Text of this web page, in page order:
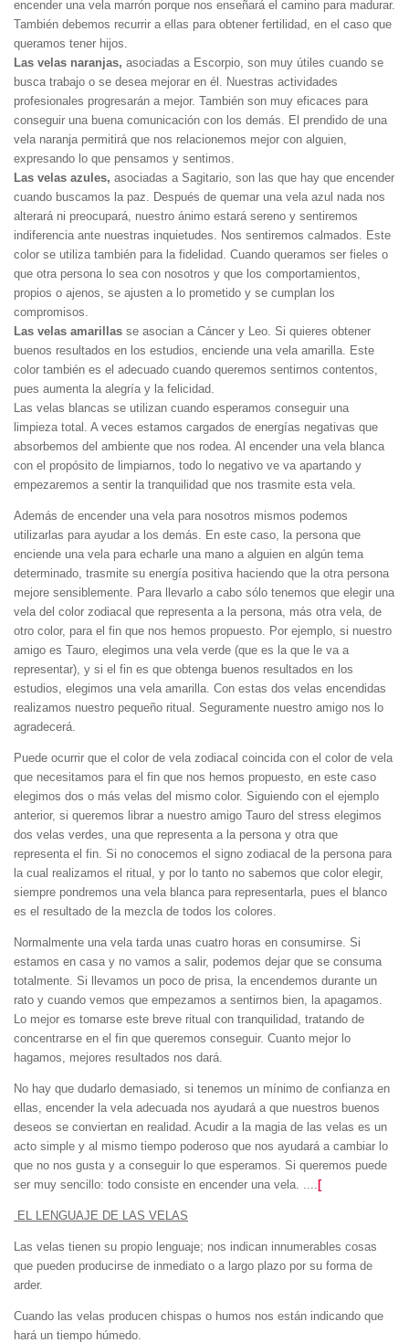
encender una vela marrón porque nos enseñará el camino para madurar.
También debemos recurrir a ellas para obtener fertilidad, en el caso que
queramos tener hijos.
Las velas naranjas, asociadas a Escorpio, son muy útiles cuando se
busca trabajo o se desea mejorar en él. Nuestras actividades
profesionales progresarán a mejor. También son muy eficaces para
conseguir una buena comunicación con los demás. El prendido de una
vela naranja permitirá que nos relacionemos mejor con alguien,
expresando lo que pensamos y sentimos.
Las velas azules, asociadas a Sagitario, son las que hay que encender
cuando buscamos la paz. Después de quemar una vela azul nada nos
alterará ni preocupará, nuestro ánimo estará sereno y sentiremos
indiferencia ante nuestras inquietudes. Nos sentiremos calmados. Este
color se utiliza también para la fidelidad. Cuando queramos ser fieles o
que otra persona lo sea con nosotros y que los comportamientos,
propios o ajenos, se ajusten a lo prometido y se cumplan los
compromisos.
Las velas amarillas se asocian a Cáncer y Leo. Si quieres obtener
buenos resultados en los estudios, enciende una vela amarilla. Este
color también es el adecuado cuando queremos sentirnos contentos,
pues aumenta la alegría y la felicidad.
Las velas blancas se utilizan cuando esperamos conseguir una
limpieza total. A veces estamos cargados de energías negativas que
absorbemos del ambiente que nos rodea. Al encender una vela blanca
con el propósito de limpiarnos, todo lo negativo ve va apartando y
empezaremos a sentir la tranquilidad que nos trasmite esta vela.
Además de encender una vela para nosotros mismos podemos
utilizarlas para ayudar a los demás. En este caso, la persona que
enciende una vela para echarle una mano a alguien en algún tema
determinado, trasmite su energía positiva haciendo que la otra persona
mejore sensiblemente. Para llevarlo a cabo sólo tenemos que elegir una
vela del color zodiacal que representa a la persona, más otra vela, de
otro color, para el fin que nos hemos propuesto. Por ejemplo, si nuestro
amigo es Tauro, elegimos una vela verde (que es la que le va a
representar), y si el fin es que obtenga buenos resultados en los
estudios, elegimos una vela amarilla. Con estas dos velas encendidas
realizamos nuestro pequeño ritual. Seguramente nuestro amigo nos lo
agradecerá.
Puede ocurrir que el color de vela zodiacal coincida con el color de vela
que necesitamos para el fin que nos hemos propuesto, en este caso
elegimos dos o más velas del mismo color. Siguiendo con el ejemplo
anterior, si queremos librar a nuestro amigo Tauro del stress elegimos
dos velas verdes, una que representa a la persona y otra que
representa el fin. Si no conocemos el signo zodiacal de la persona para
la cual realizamos el ritual, y por lo tanto no sabemos que color elegir,
siempre pondremos una vela blanca para representarla, pues el blanco
es el resultado de la mezcla de todos los colores.
Normalmente una vela tarda unas cuatro horas en consumirse. Si
estamos en casa y no vamos a salir, podemos dejar que se consuma
totalmente. Si llevamos un poco de prisa, la encendemos durante un
rato y cuando vemos que empezamos a sentirnos bien, la apagamos.
Lo mejor es tomarse este breve ritual con tranquilidad, tratando de
concentrarse en el fin que queremos conseguir. Cuanto mejor lo
hagamos, mejores resultados nos dará.
No hay que dudarlo demasiado, si tenemos un mínimo de confianza en
ellas, encender la vela adecuada nos ayudará a que nuestros buenos
deseos se conviertan en realidad. Acudir a la magia de las velas es un
acto simple y al mismo tiempo poderoso que nos ayudará a cambiar lo
que no nos gusta y a conseguir lo que esperamos. Si queremos puede
ser muy sencillo: todo consiste en encender una vela. ....
[
EL LENGUAJE DE LAS VELAS
Las velas tienen su propio lenguaje; nos indican innumerables cosas
que pueden producirse de inmediato o a largo plazo por su forma de
arder.
Cuando las velas producen chispas o humos nos están indicando que
hará un tiempo húmedo.